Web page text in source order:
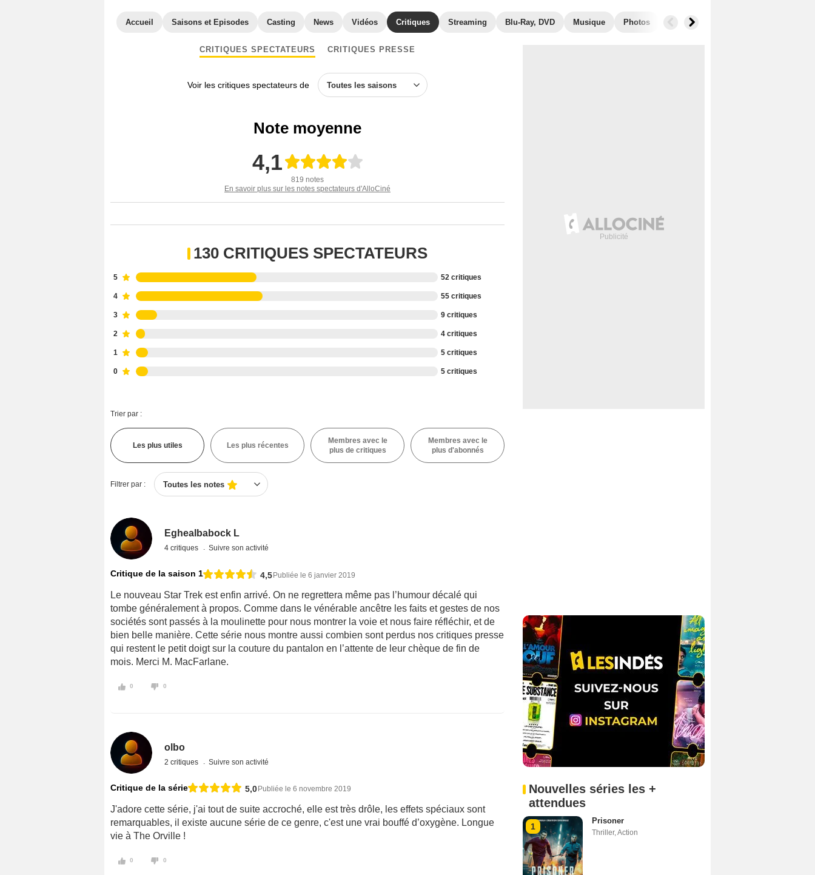
Accueil Saisons et Episodes Casting News Vidéos Critiques Streaming Blu-Ray, DVD Musique Photos Séries similaires
CRITIQUES SPECTATEURS CRITIQUES PRESSE
Voir les critiques spectateurs de Toutes les saisons
Note moyenne
4,1
819 notes
En savoir plus sur les notes spectateurs d'AlloCiné
130 CRITIQUES SPECTATEURS
5 52 critiques
4 55 critiques
3 9 critiques
2 4 critiques
1 5 critiques
0 5 critiques
Trier par :
Les plus utiles Les plus récentes
Membres avec le
plus de critiques
Membres avec le
plus d'abonnés
Filtrer par : Toutes les notes
Eghealbabock L
4 critiques Suivre son activité
Critique de la saison 1 4,5Publiée le 6 janvier 2019
Le nouveau Star Trek est enfin arrivé. On ne regrettera même pas l’humour décalé qui
tombe généralement à propos. Comme dans le vénérable ancêtre les faits et gestes de nos
sociétés sont passés à la moulinette pour nous montrer la voie et nous faire réfléchir, et de
bien belle manière. Cette série nous montre aussi combien sont perdus nos critiques presse
qui restent le petit doigt sur la couture du pantalon en l’attente de leur chèque de fin de
mois. Merci M. MacFarlane.
0 0
olbo
2 critiques Suivre son activité
Critique de la série 5,0 Publiée le 6 novembre 2019
J'adore cette série, j'ai tout de suite accroché, elle est très drôle, les effets spéciaux sont
remarquables, il existe aucune série de ce genre, c'est une vrai bouffé d’oxygène. Longue
vie à The Orville !
0 0
Nouvelles séries les +
attendues
1
Prisoner
Thriller,Action